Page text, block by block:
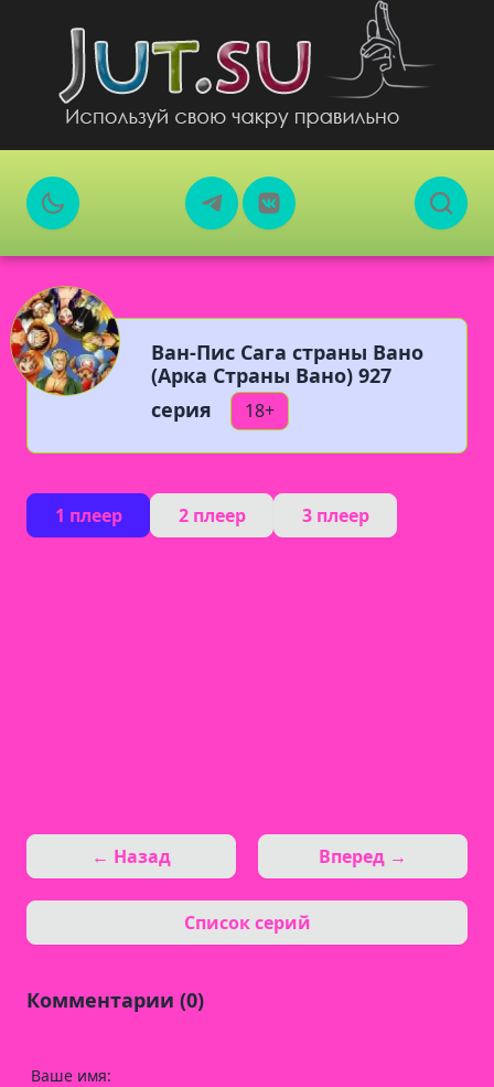
Ван-Пис Сага страны Вано
(Арка Страны Вано) 927
серия
18+
1 плеер 2 плеер 3 плеер
← Назад
Список серий
Вперед →
Комментарии (0)
Ваше имя: